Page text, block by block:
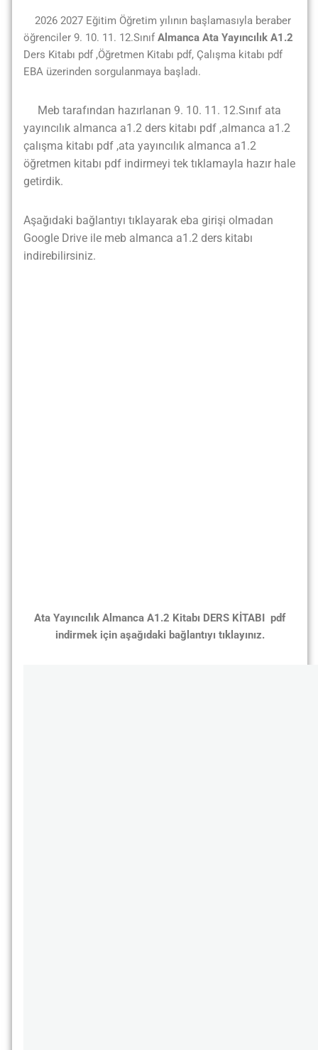
2026 2027 Eğitim Öğretim yılının başlamasıyla beraber
öğrenciler 9. 10. 11. 12.SınıfAlmanca Ata Yayıncılık A1.2
Ders Kitabı pdf ,Öğretmen Kitabı pdf, Çalışma kitabı pdf
EBA üzerinden sorgulanmaya başladı.
Meb tarafından hazırlanan 9. 10. 11. 12.Sınıf ata
yayıncılık almanca a1.2 ders kitabı pdf ,almanca a1.2
çalışma kitabı pdf ,ata yayıncılık almanca a1.2
öğretmen kitabı pdf indirmeyi tek tıklamayla hazır hale
getirdik.
Aşağıdaki bağlantıyı tıklayarak eba girişi olmadan
Google Drive ile meb almanca a1.2 ders kitabı
indirebilirsiniz.
Ata Yayıncılık Almanca A1.2 Kitabı DERS KİTABI pdf
indirmek için aşağıdaki bağlantıyı tıklayınız.